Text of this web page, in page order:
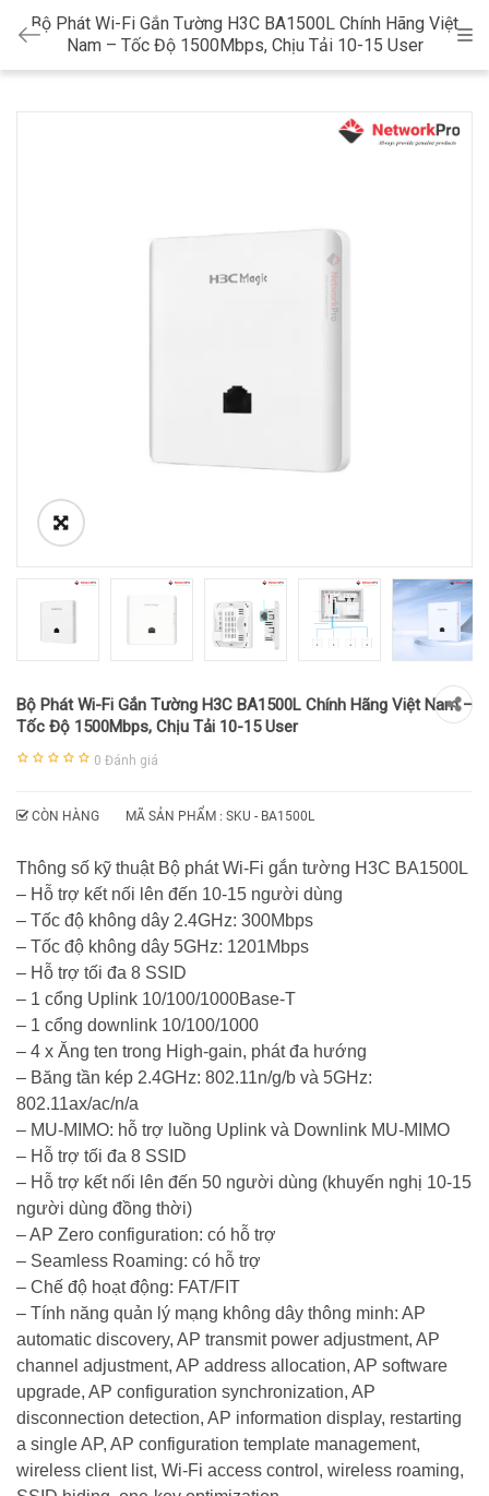
Bộ Phát Wi-Fi Gắn Tường H3C BA1500L Chính Hãng Việt
Nam – Tốc Độ 1500Mbps, Chịu Tải 10-15 User
Bộ Phát Wi-Fi Gắn Tường H3C BA1500L Chính Hãng Việt Nam –
Tốc Độ 1500Mbps, Chịu Tải 10-15 User
0 Đánh giá
CÒN HÀNG MÃ SẢN PHẨM : SKU - BA1500L
Thông số kỹ thuật Bộ phát Wi-Fi gắn tường H3C BA1500L
– Hỗ trợ kết nối lên đến 10-15 người dùng
– Tốc độ không dây 2.4GHz: 300Mbps
– Tốc độ không dây 5GHz: 1201Mbps
– Hỗ trợ tối đa 8 SSID
– 1 cổng Uplink 10/100/1000Base-T
– 1 cổng downlink 10/100/1000
– 4 x Ăng ten trong High-gain, phát đa hướng
– Băng tần kép 2.4GHz: 802.11n/g/b và 5GHz:
802.11ax/ac/n/a
– MU-MIMO: hỗ trợ luồng Uplink và Downlink MU-MIMO
– Hỗ trợ tối đa 8 SSID
– Hỗ trợ kết nối lên đến 50 người dùng (khuyến nghị 10-15
người dùng đồng thời)
– AP Zero configuration: có hỗ trợ
– Seamless Roaming: có hỗ trợ
– Chế độ hoạt động: FAT/FIT
– Tính năng quản lý mạng không dây thông minh: AP
automatic discovery, AP transmit power adjustment, AP
channel adjustment, AP address allocation, AP software
upgrade, AP configuration synchronization, AP
disconnection detection, AP information display, restarting
a single AP, AP configuration template management,
wireless client list, Wi-Fi access control, wireless roaming,